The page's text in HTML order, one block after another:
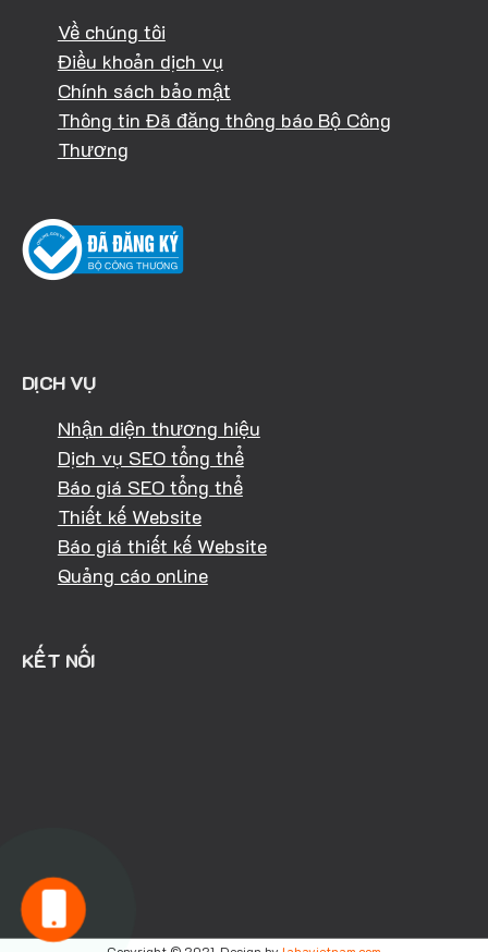
Về chúng tôi
Điều khoản dịch vụ
Chính sách bảo mật
Thông tin Đã đăng thông báo Bộ Công
Thương
DỊCH VỤ
Nhận diện thương hiệu
Dịch vụ SEO tổng thể
Báo giá SEO tổng thể
Thiết kế Website
Báo giá thiết kế Website
Quảng cáo online
KẾT NỐI
HOTLINE: 0981.040.368
KINH DOANH: 094.303.4334